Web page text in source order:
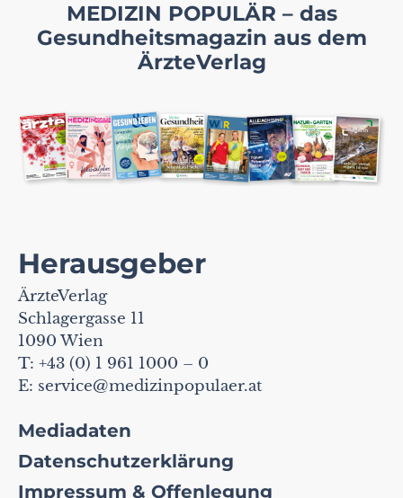
MEDIZIN POPULÄR – das
Gesundheitsmagazin aus dem
ÄrzteVerlag
Herausgeber
ÄrzteVerlag
Schlagergasse 11
1090 Wien
T: +43 (0) 1 961 1000 – 0
E: service@medizinpopulaer.at
Mediadaten
Datenschutzerklärung
Impressum & Offenlegung